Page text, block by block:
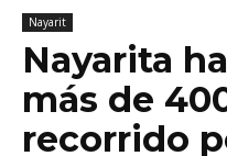
Nayarit
Nayarita
más de
recorrido